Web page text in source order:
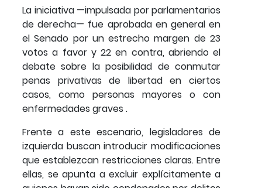
La iniciativa —impulsada por parlamentarios
de derecha— fue aprobada en general en
el Senado por un estrecho margen de 23
votos a favor y 22 en contra, abriendo el
debate sobre la posibilidad de conmutar
penas privativas de libertad en ciertos
casos, como personas mayores o con
enfermedades graves .
Frente a este escenario, legisladores de
izquierda buscan introducir modificaciones
que establezcan restricciones claras. Entre
ellas, se apunta a excluir explícitamente a